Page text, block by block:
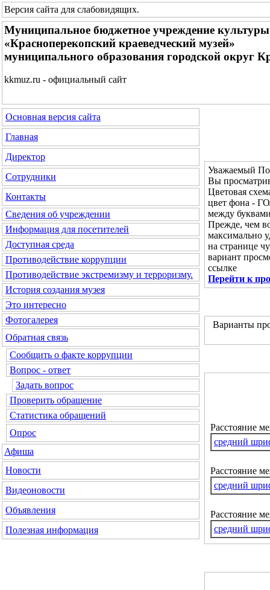
Версия сайта для слабовидящих.
Муниципальное бюджетное учреждение культуры
«Красноперекопский краеведческий музей»
муниципального образования городской округ
kkmuz.ru - официальный сайт
Основная версия сайта
Главная
Директор
Сотрудники
Контакты
Сведения об учреждении
Информация для посетителей
Доступная среда
Противодействие коррупции
Противодействие экстремизму и терроризму.
История создания музея
Это интересно
Фотогалерея
Обратная связь
Сообщить о факте коррупции
Вопрос - ответ
Задать вопрос
Проверить обращение
Статистика обращений
Опрос
Афиша
Новости
Видеоновости
Объявления
Полезная информация
Уважаемый
Вы
Цветовая
цвет фона -
между
Прежде, чем
максимально
на странице
вариант
ссылке
Перейти к
Варианты
Расстояние
средний
Расстояние
средний
Расстояние
средний